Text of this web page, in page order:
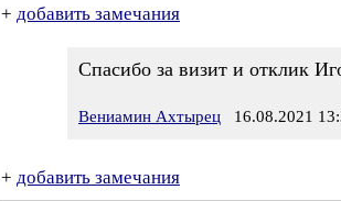
+ добавить замечания
Спасибо за визит и отклик
Вениамин Ахтырец 16.08.2021
+ добавить замечания